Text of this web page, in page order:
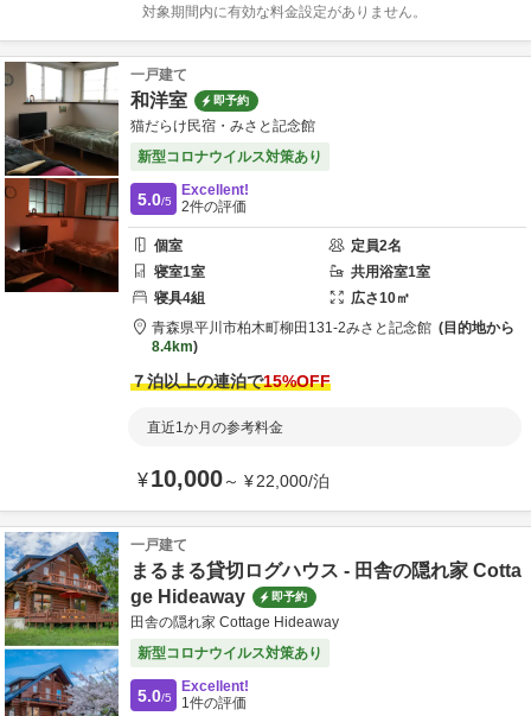
対象期間内に有効な料金設定がありません。
一戸建て
和洋室 即予約
猫だらけ民宿・みさと記念館
新型コロナウイルス対策あり
5.0/5
Excellent!
2件の評価
個室 定員2名
寝室1室 共用浴室1室
寝具4組 広さ10㎡
青森県平川市柏木町柳田131-2みさと記念館
目的地から
8.4km
７泊以上の連泊で15%OFF
直近1か月の参考料金
¥10,000～ ¥22,000/泊
一戸建て
まるまる貸切ログハウス - 田舎の隠れ家 Cotta
ge Hideaway
即予約
田舎の隠れ家 Cottage Hideaway
新型コロナウイルス対策あり
5.0/5
Excellent!
1件の評価